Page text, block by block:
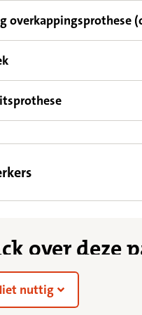
overkappingsprothese
over deze
nuttig